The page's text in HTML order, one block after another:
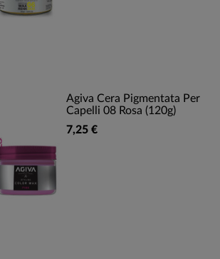
Agiva Cera Pigmentata Per
Capelli 08 Rosa (120g)
7,25 €